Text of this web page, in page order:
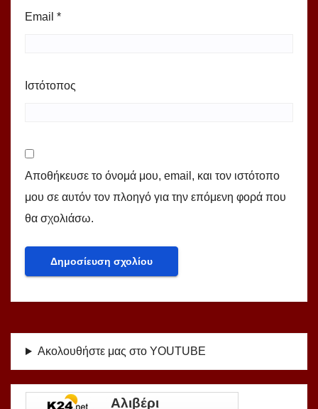
Email *
Ιστότοπος
Αποθήκευσε το όνομά μου, email, και τον ιστότοπο
μου σε αυτόν τον πλοηγό για την επόμενη φορά που
θα σχολιάσω.
Ακολουθήστε μας στο YOUTUBE